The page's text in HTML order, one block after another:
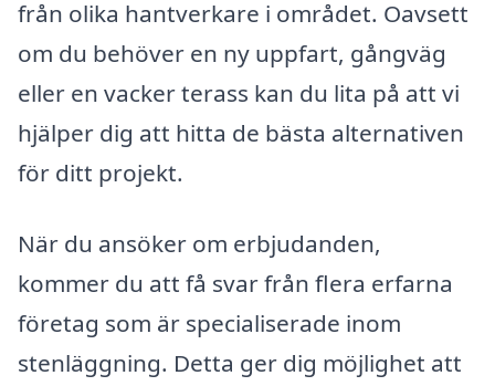
från olika hantverkare i området. Oavsett
om du behöver en ny uppfart, gångväg
eller en vacker terass kan du lita på att vi
hjälper dig att hitta de bästa alternativen
för ditt projekt.
När du ansöker om erbjudanden,
kommer du att få svar från flera erfarna
företag som är specialiserade inom
stenläggning. Detta ger dig möjlighet att